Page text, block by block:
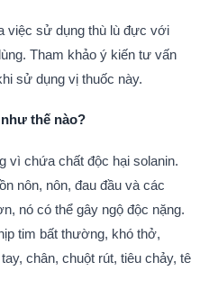
việc sử dụng thù lù đực với
Tham khảo ý kiến tư vấn
sử dụng vị thuốc này.
thế nào?
vì chứa chất độc hại solanin.
nôn, nôn, đau đầu và các
nó có thể gây ngộ độc nặng.
tim bất thường, khó thở,
chân, chuột rút, tiêu chảy, tê